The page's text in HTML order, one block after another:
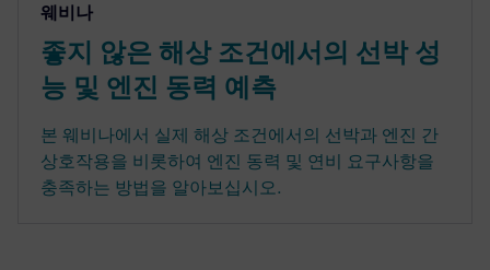
웨비나
좋지 않은 해상 조건에서의 선박 성
능 및 엔진 동력 예측
본 웨비나에서 실제 해상 조건에서의 선박과 엔진 간
상호작용을 비롯하여 엔진 동력 및 연비 요구사항을
충족하는 방법을 알아보십시오.